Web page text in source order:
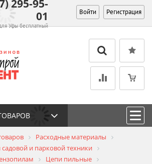
295-95-
01
Уфы бесплатный
Войти Регистрация
Расходные материалы
и парковой техники
Цепи пильные